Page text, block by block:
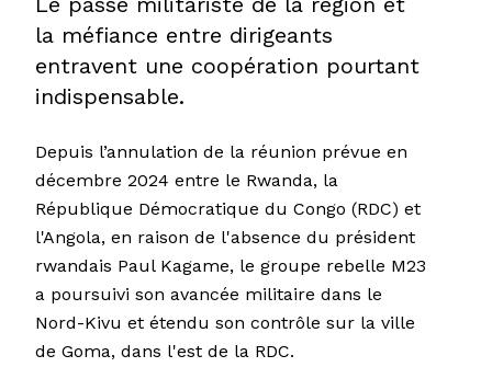
la méfiance entre dirigeants
entravent une coopération pourtant
indispensable.
Depuis l’annulation de la réunion prévue en
décembre 2024 entre le Rwanda, la
République Démocratique du Congo (RDC) et
l'Angola, en raison de l'absence du président
rwandais Paul Kagame, le groupe rebelle M23
a poursuivi son avancée militaire dans le
Nord-Kivu et étendu son contrôle sur la ville
de Goma, dans l'est de la RDC.